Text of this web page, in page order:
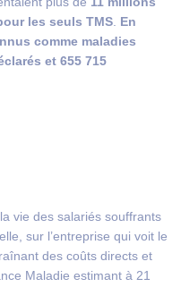
les seuls TMS En
comme maladies
et 655 715
vie des salariés souffrants
sur l’entreprise qui voit le
des coûts directs et
Maladie estimant à 21